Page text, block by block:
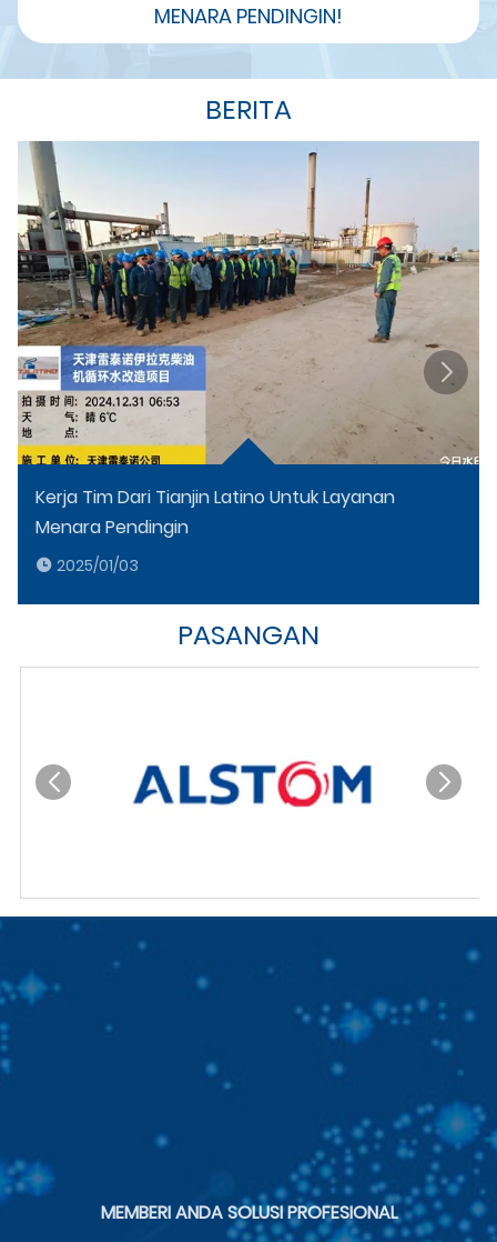
MENARA PENDINGIN!
BERITA
Kerja Tim Dari Tianjin Latino Untuk Layanan
Menara Pendingin
2025/01/03
PASANGAN
MEMBERI ANDA SOLUSI PROFESIONAL